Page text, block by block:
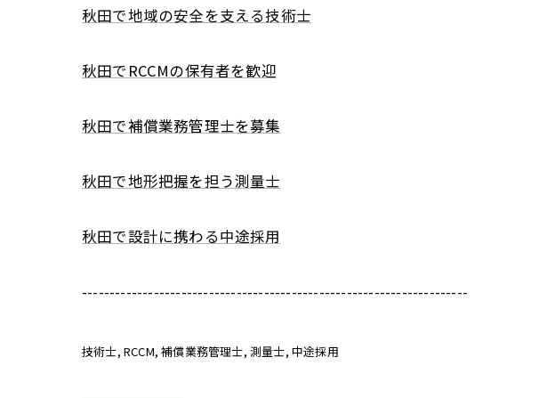
秋田で地域の安全を支える技術士
秋田でRCCMの保有者を歓迎
秋田で補償業務管理士を募集
秋田で地形把握を担う測量士
秋田で設計に携わる中途採用
----------------------------------------------------------------------
技術士 RCCM 補償業務管理士 測量士 中途採用